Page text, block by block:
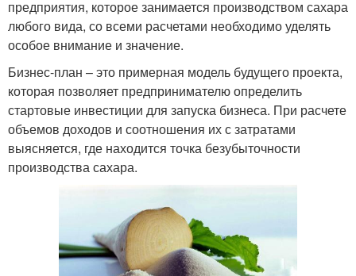
предприятия, которое занимается производством сахара
любого вида, со всеми расчетами необходимо уделять
особое внимание и значение.
Бизнес-план – это примерная модель будущего проекта,
которая позволяет предпринимателю определить
стартовые инвестиции для запуска бизнеса. При расчете
объемов доходов и соотношения их с затратами
выясняется, где находится точка безубыточности
производства сахара.